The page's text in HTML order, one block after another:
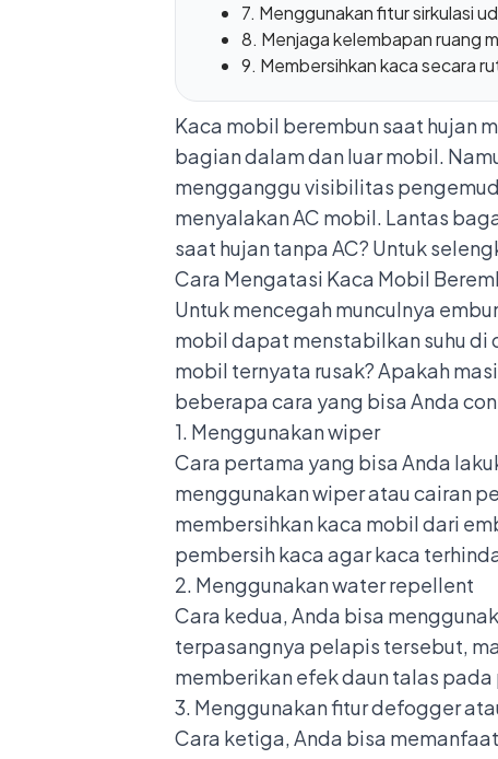
7. Menggunakan fitur sirkulasi
8. Menjaga kelembapan ruang
9. Membersihkan kaca secara
Kaca mobil berembun saat hujan
bagian dalam dan luar mobil.
mengganggu visibilitas
menyalakan AC mobil. Lantas
saat hujan tanpa AC? Untuk
Cara Mengatasi Kaca Mobil
Untuk mencegah munculnya
mobil dapat menstabilkan suhu di
mobil ternyata rusak? Apakah
beberapa cara yang bisa Anda
1. Menggunakan wiper
Cara pertama yang bisa Anda
menggunakanwiper atau cairan
membersihkan kaca mobil dari
pembersih kaca agar kaca
2. Menggunakan water repellent
Cara kedua, Anda bisa
terpasangnya pelapis tersebut,
memberikan efek daun talas
3. Menggunakan fitur defogger
Cara ketiga, Anda bisa memanfaat